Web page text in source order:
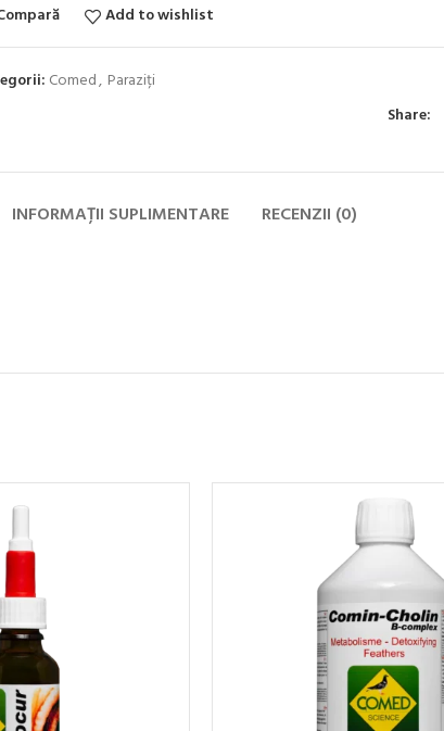
Add to wishlist
Comed, Paraziți
Share:
INFORMAȚII SUPLIMENTARE RECENZII (0)